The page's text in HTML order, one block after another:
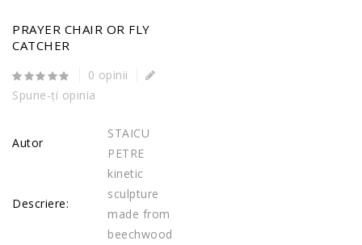
PRAYER CHAIR OR FLY
CATCHER
0 opinii
Spune-ţi opinia
Autor
STAICU
PETRE
Descriere:
kinetic
sculpture
made from
beechwood